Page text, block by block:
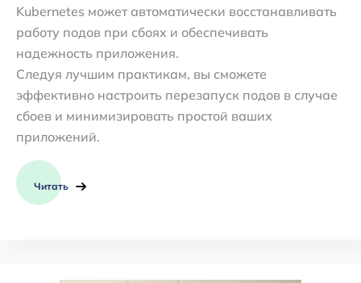
Kubernetes может автоматически восстанавливать
работу подов при сбоях и обеспечивать
надежность приложения.
Следуя лучшим практикам, вы сможете
эффективно настроить перезапуск подов в случае
сбоев и минимизировать простой ваших
приложений.
Читать